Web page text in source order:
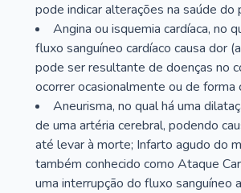
pode indicar alterações na saúde do
Angina ou isquemia cardíaca, no
fluxo sanguíneo cardíaco causa dor
pode ser resultante de doenças no
ocorrer ocasionalmente ou de forma
Aneurisma, no qual há uma
de uma artéria cerebral, podendo
até levar à morte; Infarto agudo do
também conhecido como Ataque
uma interrupção do fluxo sanguíneo